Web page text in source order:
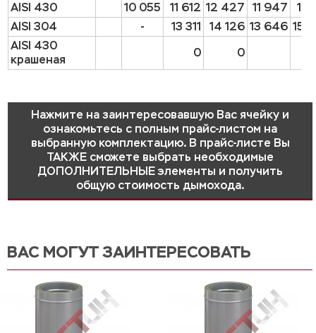
AISI 430
10 055 11 612 12 427 11 947
14
AISI 304
- 13 311 14 126 13 646 15
AISI 430
крашеная
0 0
Нажмите на заинтересовавшую Вас ячейку и
ознакомьтесь с полным прайс-листом на
выбранную комплектацию. В прайс-листе Вы
ТАКЖЕ сможете выбрать необходимые
ДОПОЛНИТЕЛЬНЫЕ элементы и получить
общую стоимость дымохода.
ВАС МОГУТ ЗАИНТЕРЕСОВАТЬ